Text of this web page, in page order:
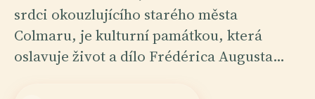
srdci okouzlujícího starého města
Colmaru, je kulturní památkou, která
oslavuje život a dílo Frédérica Augusta…